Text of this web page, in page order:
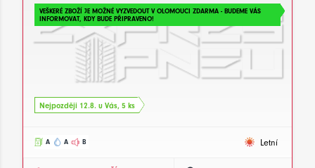
VEŠKERÉ ZBOŽÍ JE MOŽNÉ VYZVEDOUT V OLOMOUCI ZDARMA - BUDEME VÁS
INFORMOVAT, KDY BUDE PŘIPRAVENO!
Nejpozději 12.8. u Vás, 5 ks
A A B Letní